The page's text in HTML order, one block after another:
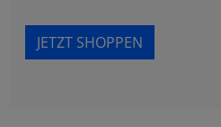
JETZT SHOPPEN